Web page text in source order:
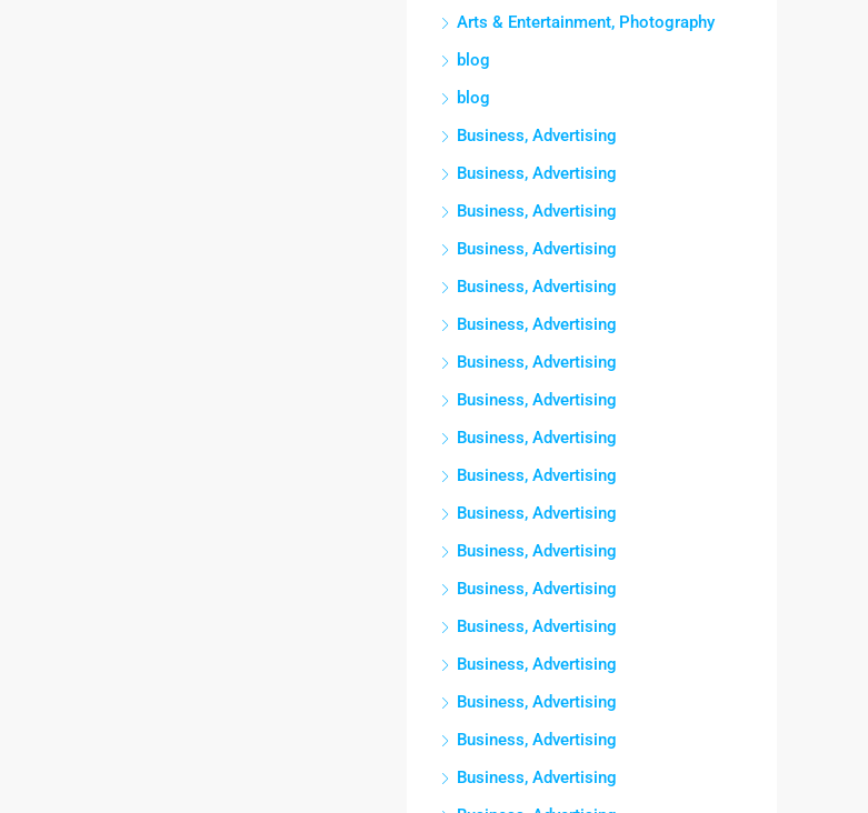
Arts & Entertainment, Photography
blog
blog
Business, Advertising
Business, Advertising
Business, Advertising
Business, Advertising
Business, Advertising
Business, Advertising
Business, Advertising
Business, Advertising
Business, Advertising
Business, Advertising
Business, Advertising
Business, Advertising
Business, Advertising
Business, Advertising
Business, Advertising
Business, Advertising
Business, Advertising
Business, Advertising